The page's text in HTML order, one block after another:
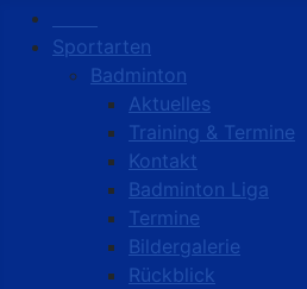
Sportarten
Badminton
Aktuelles
Training & Termine
Kontakt
Badminton Liga
Termine
Bildergalerie
Rückblick